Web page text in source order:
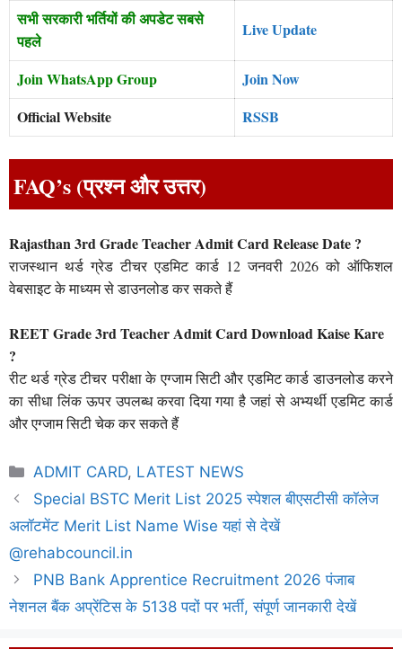
सभी सरकारी भर्तियों की अपडेट सबसे
पहले
Live Update
Join WhatsApp Group
Join Now
Official Website
RSSB
FAQ’s (प्रश्न और उत्तर)
Rajasthan 3rd Grade Teacher Admit Card Release Date ?
राजस्थान थर्ड ग्रेड टीचर एडमिट कार्ड 12 जनवरी 2026 को ऑफिशल
वेबसाइट के माध्यम से डाउनलोड कर सकते हैं
REET Grade 3rd Teacher Admit Card Download Kaise Kare
?
रीट थर्ड ग्रेड टीचर परीक्षा के एग्जाम सिटी और एडमिट कार्ड डाउनलोड करने
का सीधा लिंक ऊपर उपलब्ध करवा दिया गया है जहां से अभ्यर्थी एडमिट कार्ड
और एग्जाम सिटी चेक कर सकते हैं
Categories
ADMIT CARD, LATEST NEWS
Special BSTC Merit List 2025 स्पेशल बीएसटीसी कॉलेज
अलॉटमेंट Merit List Name Wise यहां से देखें
@rehabcouncil.in
PNB Bank Apprentice Recruitment 2026 पंजाब
नेशनल बैंक अप्रेंटिस के 5138 पदों पर भर्ती, संपूर्ण जानकारी देखें